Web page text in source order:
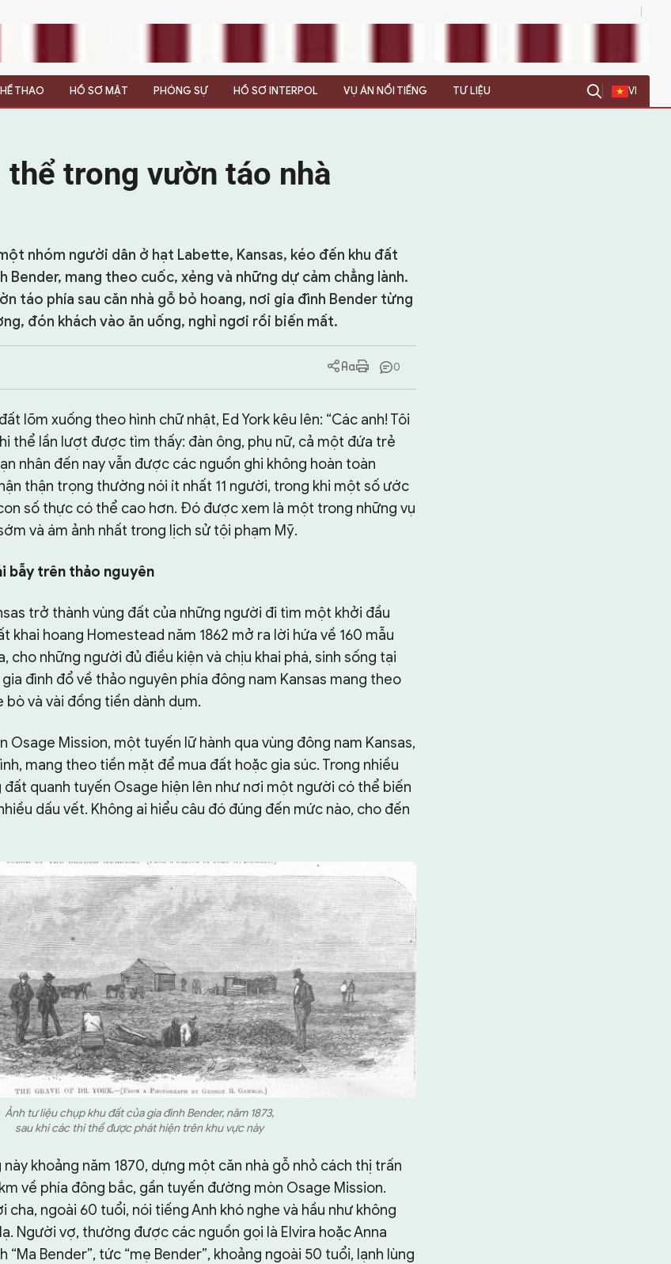
THAO HỒ SƠ MẬT PHÓNG SỰ HỒ SƠ INTERPOL VỤ ÁN NỔI TIẾNG TƯ LIỆU VI
trong vườn táo nhà
nhóm người dân ở hạt Labette, Kansas, kéo đến khu đất
Bender, mang theo cuốc, xẻng và những dự cảm chẳng lành.
táo phía sau căn nhà gỗ bỏ hoang, nơi gia đình Bender từng
đón khách vào ăn uống, nghỉ ngơi rồi biến mất.
0
lõm xuống theo hình chữ nhật, Ed York kêu lên: “Các anh! Tôi
thể lần lượt được tìm thấy: đàn ông, phụ nữ, cả một đứa trẻ
nhân đến nay vẫn được các nguồn ghi không hoàn toàn
thận trọng thường nói ít nhất 11 người, trong khi một số ước
số thực có thể cao hơn. Đó được xem là một trong những vụ
và ám ảnh nhất trong lịch sử tội phạm Mỹ.
bẫy trên thảo nguyên
trở thành vùng đất của những người đi tìm một khởi đầu
khai hoang Homestead năm 1862 mở ra lời hứa về 160 mẫu
cho những người đủ điều kiện và chịu khai phá, sinh sống tại
đình đổ về thảo nguyên phía đông nam Kansas mang theo
bò và vài đồng tiền dành dụm.
Osage Mission, một tuyến lữ hành qua vùng đông nam Kansas,
mang theo tiền mặt để mua đất hoặc gia súc. Trong nhiều
đất quanh tuyến Osage hiện lên như nơi một người có thể biến
dấu vết. Không ai hiểu câu đó đúng đến mức nào, cho đến
Ảnh tư liệu chụp khu đất của gia đình Bender, năm 1873,
sau khi các thi thể được phát hiện trên khu vực này
này khoảng năm 1870, dựng một căn nhà gỗ nhỏ cách thị trấn
về phía đông bắc, gần tuyến đường mòn Osage Mission.
cha, ngoài 60 tuổi, nói tiếng Anh khó nghe và hầu như không
Người vợ, thường được các nguồn gọi là Elvira hoặc Anna
“Ma Bender”, tức “mẹ Bender”, khoảng ngoài 50 tuổi, lạnh lùng